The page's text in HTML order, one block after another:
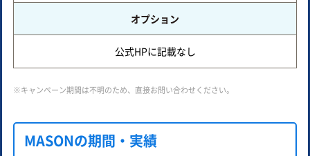
オプション
公式HPに記載なし
※キャンペーン期間は不明のため、直接お問い合わせください。
MASONの期間・実績